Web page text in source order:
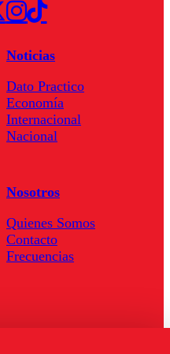
Noticias
Dato Practico
Economía
Internacional
Nacional
Nosotros
Quienes Somos
Contacto
Frecuencias